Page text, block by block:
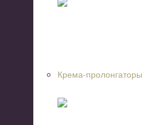
Крема-пролонгаторы